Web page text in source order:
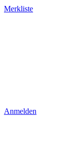
Merkliste
Anmelden